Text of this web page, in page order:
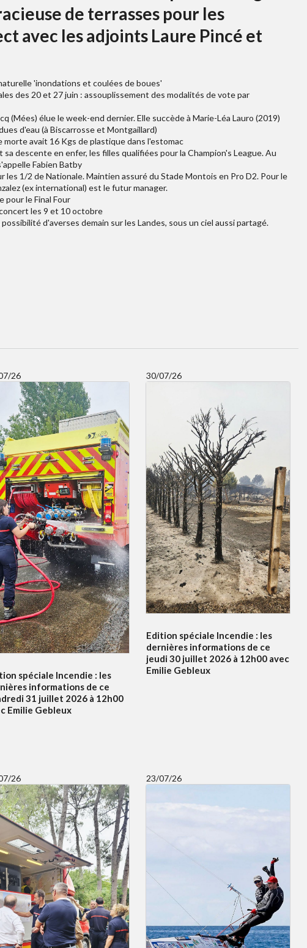
de terrasses pour les
avec les adjoints Laure Pincé et
'inondations et coulées de boues'
des 20 et 27 juin : assouplissement des modalités de vote par
(Mées) élue le week-end dernier. Elle succède à Marie-Léa Lauro (2019)
d'eau (à Biscarrosse et Montgaillard)
morte avait 16 Kgs de plastique dans l'estomac
descente en enfer, les filles qualifiées pour la Champion's League. Au
Fabien Batby
les 1/2 de Nationale. Maintien assuré du Stade Montois en Pro D2. Pour le
(ex international) est le futur manager.
pour le Final Four
les 9 et 10 octobre
d'averses demain sur les Landes, sous un ciel aussi partagé.
26
spéciale Incendie : les
informations de ce
31 juillet 2026 à 12h00
Emilie Gebleux
30/07/26
Edition spéciale Incendie : les
dernières informations de ce
jeudi 30 juillet 2026 à 12h00 avec
Emilie Gebleux
26 23/07/26